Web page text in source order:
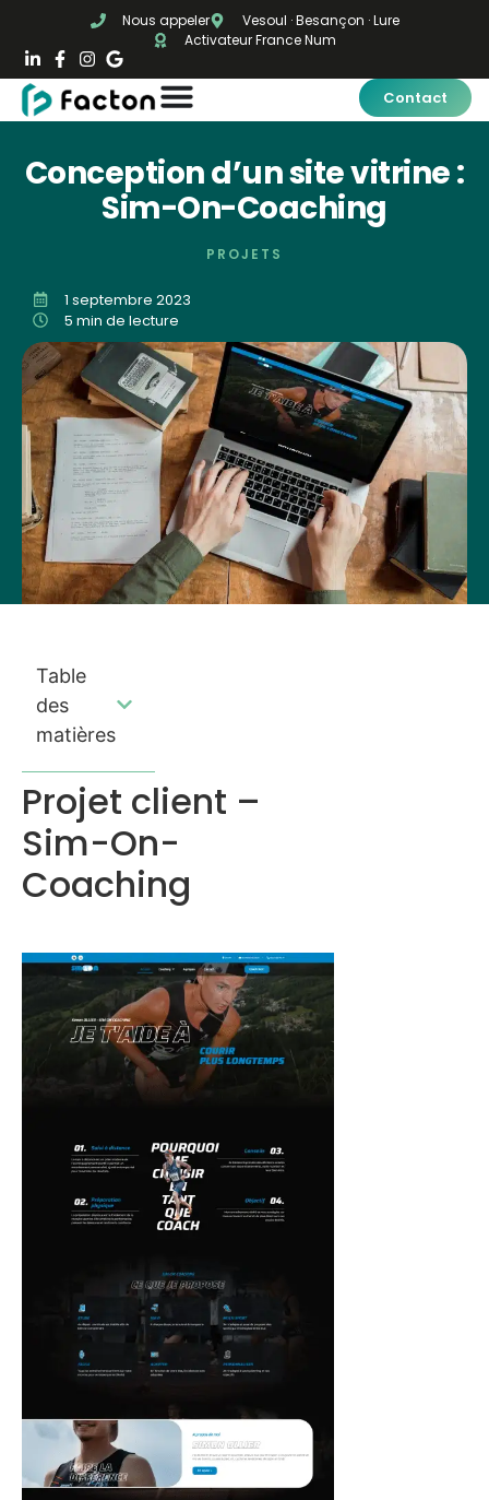
Nous appeler
Vesoul · Besançon · Lure
Activateur France Num
Contact
Conception d’un site vitrine :
Sim-On-Coaching
PROJETS
1 septembre 2023
5 min de lecture
Projet client –
Sim-On-
Coaching
Table
des
matières